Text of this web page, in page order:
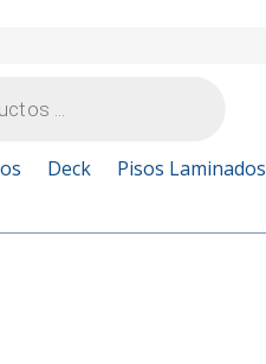
Deck Pisos Laminados